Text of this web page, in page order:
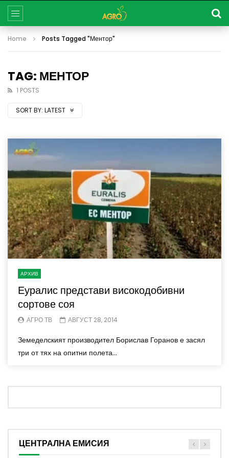
Home Posts Tagged "Ментор"
TAG: МЕНТОР
1 POSTS
SORT BY: LATEST
АРХИВ
Еуралис представи високодобивни
сортове соя
АГРО ТВ АВГУСТ 28, 2014
Земеделският производител Борислав Горанов е засял
три от тях на опитни полета...
ЦЕНТРАЛНА ЕМИСИЯ